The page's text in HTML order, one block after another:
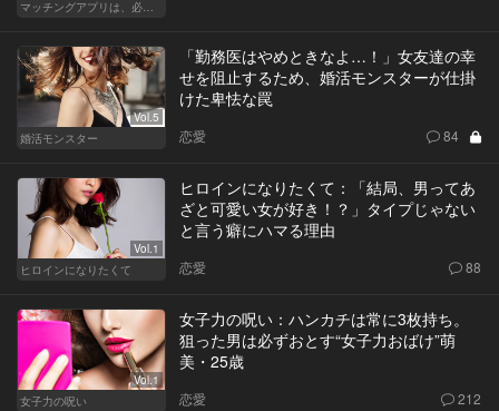
マッチングアプリは、必然に。
Vol.5
婚活モンスター
「勤務医はやめときなよ…！」女友達の幸
せを阻止するため、婚活モンスターが仕掛
けた卑怯な罠
恋愛 84
Vol.1
ヒロインになりたくて
ヒロインになりたくて：「結局、男ってあ
ざと可愛い女が好き！？」タイプじゃない
と言う癖にハマる理由
恋愛 88
Vol.1
女子力の呪い
女子力の呪い：ハンカチは常に3枚持ち。
狙った男は必ずおとす“女子力おばけ”萌
美・25歳
恋愛 212